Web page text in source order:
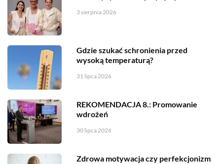
3 sierpnia 2026
Gdzie szukać schronienia przed
wysoką temperaturą?
31 lipca 2026
REKOMENDACJA 8.: Promowanie
wdrożeń
30 lipca 2026
Zdrowa motywacja czy perfekcjonizm